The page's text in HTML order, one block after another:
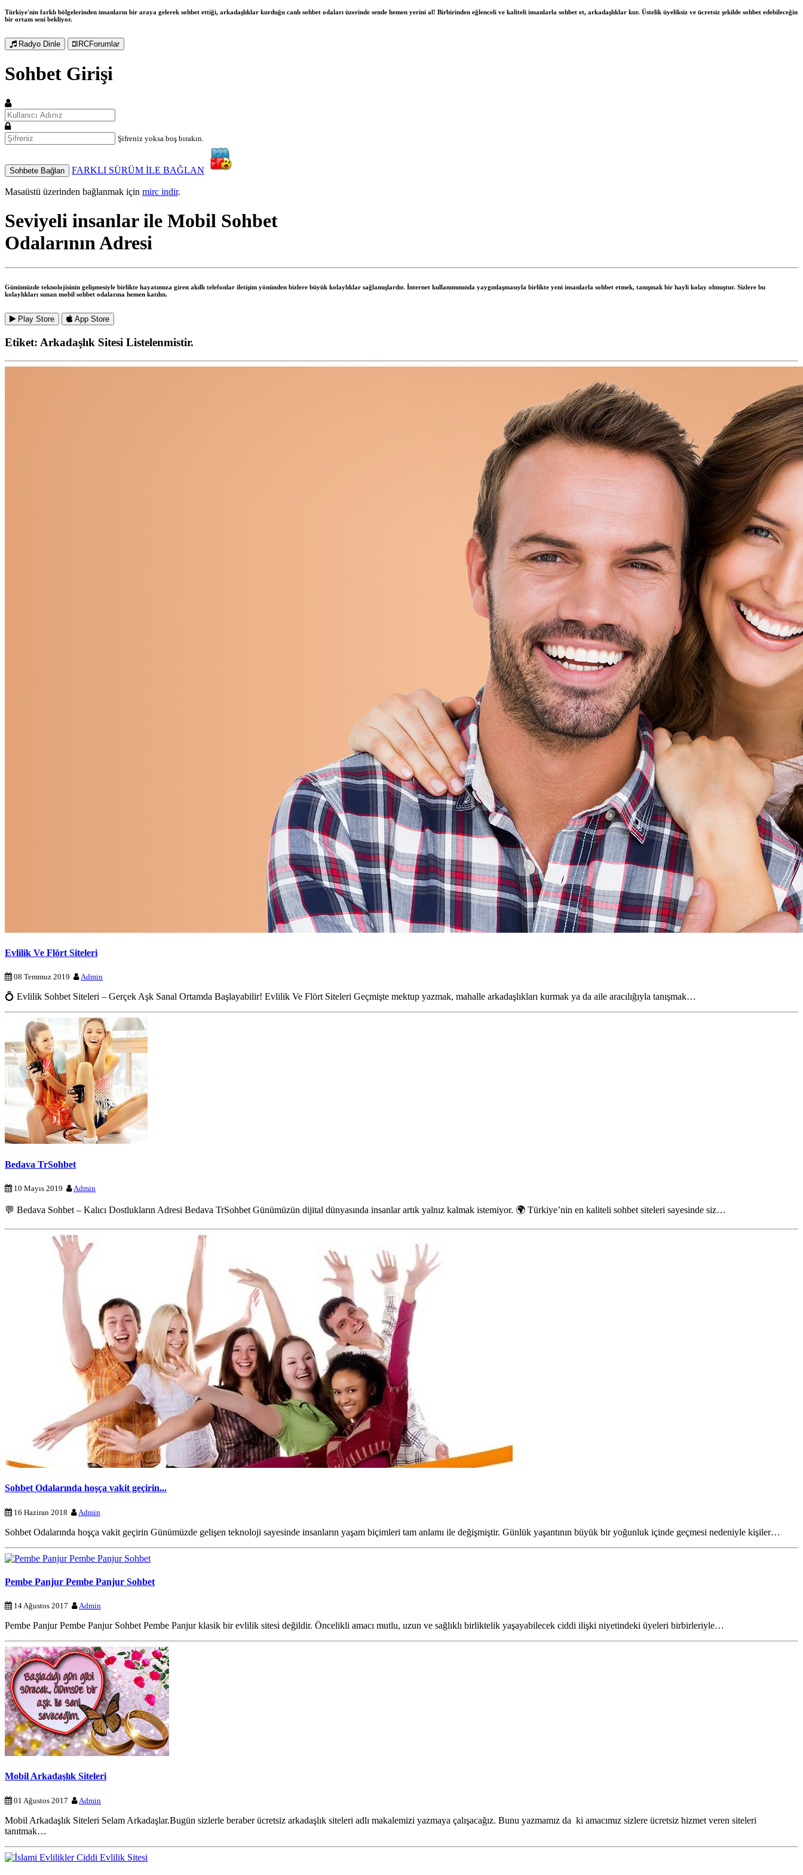
Türkiye'nin farklı bölgelerinden insanların bir araya gelerek sohbet ettiği, arkadaşlıklar kurduğu canlı sohbet odaları üzerinde sende hemen yerini al! Birbirinden eğlenceli ve kaliteli insanlarla sohbet et, arkadaşlıklar kur. Üstelik üyeliksiz ve ücretsiz şekilde sohbet edebileceğin
bir ortam seni bekliyor.
Radyo Dinle IRCForumlar
Sohbet Girişi
Şifreniz yoksa boş bırakın.
Sohbete Bağlan FARKLI SÜRÜM İLE BAĞLAN
Masaüstü üzerinden bağlanmak için mirc indir.
Seviyeli insanlar ile Mobil Sohbet
Odalarının Adresi
Günümüzde teknolojisinin gelişmesiyle birlikte hayatımıza giren akıllı telefonlar iletişim yönünden bizlere büyük kolaylıklar sağlamışlardır. İnternet kullanımınında yaygınlaşmasıyla birlikte yeni insanlarla sohbet etmek, tanışmak bir hayli kolay olmuştur. Sizlere bu
kolaylıkları sunan mobil sohbet odalarına hemen katılın.
Play Store App Store
Etiket: Arkadaşlık Sitesi Listelenmistir.
Evlilik Ve Flört Siteleri
08 Temmuz 2019 Admin
💍 Evlilik Sohbet Siteleri – Gerçek Aşk Sanal Ortamda Başlayabilir! Evlilik Ve Flört Siteleri Geçmişte mektup yazmak, mahalle arkadaşlıkları kurmak ya da aile aracılığıyla tanışmak…
Bedava TrSohbet
10 Mayıs 2019 Admin
💬 Bedava Sohbet – Kalıcı Dostlukların Adresi Bedava TrSohbet Günümüzün dijital dünyasında insanlar artık yalnız kalmak istemiyor. 🌍 Türkiye’nin en kaliteli sohbet siteleri sayesinde siz…
Sohbet Odalarında hoşça vakit geçirin...
16 Haziran 2018 Admin
Sohbet Odalarında hoşça vakit geçirin Günümüzde gelişen teknoloji sayesinde insanların yaşam biçimleri tam anlamı ile değişmiştir. Günlük yaşantının büyük bir yoğunluk içinde geçmesi nedeniyle kişiler…
Pembe Panjur Pembe Panjur Sohbet
14 Ağustos 2017 Admin
Pembe Panjur Pembe Panjur Sohbet Pembe Panjur klasik bir evlilik sitesi değildir. Öncelikli amacı mutlu, uzun ve sağlıklı birliktelik yaşayabilecek ciddi ilişki niyetindeki üyeleri birbirleriyle…
Mobil Arkadaşlık Siteleri
01 Ağustos 2017 Admin
Mobil Arkadaşlık Siteleri Selam Arkadaşlar.Bugün sizlerle beraber ücretsiz arkadaşlık siteleri adlı makalemizi yazmaya çalışacağız. Bunu yazmamız da ki amacımız sizlere ücretsiz hizmet veren siteleri
tanıtmak…